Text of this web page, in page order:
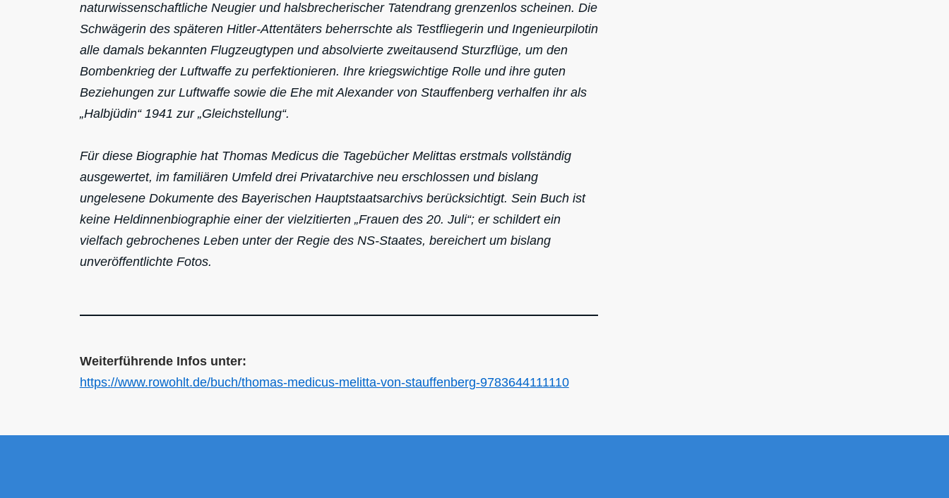
naturwissenschaftliche Neugier und halsbrecherischer Tatendrang grenzenlos scheinen. Die
Schwägerin des späteren Hitler-Attentäters beherrschte als Testfliegerin und Ingenieurpilotin
alle damals bekannten Flugzeugtypen und absolvierte zweitausend Sturzflüge, um den
Bombenkrieg der Luftwaffe zu perfektionieren. Ihre kriegswichtige Rolle und ihre guten
Beziehungen zur Luftwaffe sowie die Ehe mit Alexander von Stauffenberg verhalfen ihr als
„Halbjüdin“ 1941 zur „Gleichstellung“.
Für diese Biographie hat Thomas Medicus die Tagebücher Melittas erstmals vollständig
ausgewertet, im familiären Umfeld drei Privatarchive neu erschlossen und bislang
ungelesene Dokumente des Bayerischen Hauptstaatsarchivs berücksichtigt. Sein Buch ist
keine Heldinnenbiographie einer der vielzitierten „Frauen des 20. Juli“; er schildert ein
vielfach gebrochenes Leben unter der Regie des NS-Staates, bereichert um bislang
unveröffentlichte Fotos.
Weiterführende Infos unter:
https://www.rowohlt.de/buch/thomas-medicus-melitta-von-stauffenberg-9783644111110